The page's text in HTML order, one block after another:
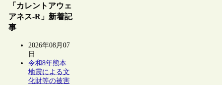
「カレントアウェ
アネス-R」新着記
事
2026年08月07
日
令和8年熊本
地震による文
化財等の被害